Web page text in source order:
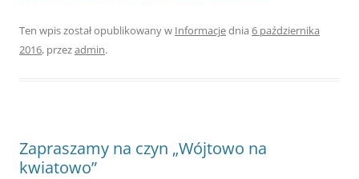
Ten wpis został opublikowany w Informacjednia 6 października
2016, przezadmin.
Zapraszamy na czyn „Wójtowo na
kwiatowo”